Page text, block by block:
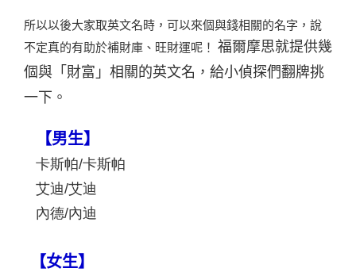
所以以後大家取英文名時，可以來個與錢相關的名字，說
不定真的有助於補財庫、旺財運呢！ 福爾摩思就提供幾
個與「財富」相關的英文名，給小偵探們翻牌挑
一下。
【男生】
卡斯帕/卡斯帕
艾迪/艾迪
內德/內迪
【女生】